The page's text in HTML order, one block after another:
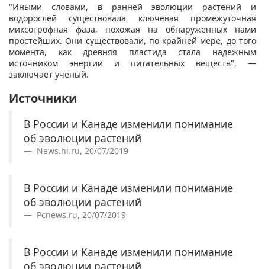
"Иными словами, в ранней эволюции растений и
водорослей существовала ключевая промежуточная
миксотрофная фаза, похожая на обнаруженных нами
простейших. Они существовали, по крайней мере, до того
момента, как древняя пластида стала надежным
источником энергии и питательных веществ", —
заключает ученый.
Источники
В России и Канаде изменили понимание
об эволюции растений
News.hi.ru, 20/07/2019
В России и Канаде изменили понимание
об эволюции растений
Pcnews.ru, 20/07/2019
В России и Канаде изменили понимание
об эволюции растений